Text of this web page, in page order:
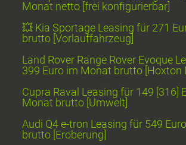
Monat netto [frei konfigurierbar]
💥 Kia Sportage Leasing für 271
brutto [Vorlauffahrzeug]
Land Rover Range Rover Evoque
399 Euro im Monat brutto [Hoxton
Cupra Raval Leasing für 149 [316]
Monat brutto [Umwelt]
Audi Q4 e-tron Leasing für 549
brutto [Eroberung]